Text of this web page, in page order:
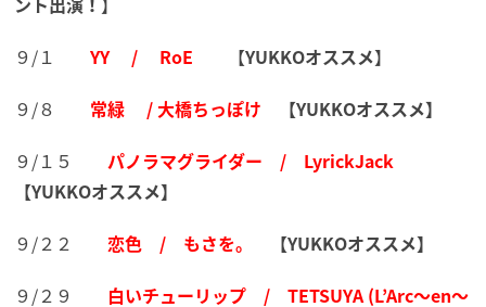
９/１
YY / RoE 【YUKKOオススメ】
９/８
常緑 / 大橋ちっぽけ
【YUKKOオススメ】
９/１５
パノラマグライダー / LyrickJack
【YUKKOオススメ】
９/２２
恋色 / もさを。
【YUKKOオススメ】
９/２９
白いチューリップ / TETSUYA (L’Arc～en～